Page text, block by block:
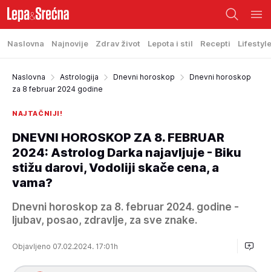
Naslovna Najnovije Zdrav život Lepota i stil Recepti Lifestyle
Naslovna Astrologija Dnevni horoskop
Dnevni horoskop
za 8 februar 2024 godine
NAJTAČNIJI!
DNEVNI HOROSKOP ZA 8. FEBRUAR
2024: Astrolog Darka najavljuje - Biku
stižu darovi, Vodoliji skače cena, a
vama?
Dnevni horoskop za 8. februar 2024. godine -
ljubav, posao, zdravlje, za sve znake.
Objavljeno 07.02.2024. 17:01h